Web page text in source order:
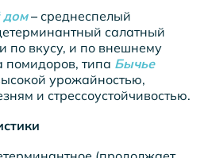
дом– среднеспелый
салатный
по вкусу, и по внешнему
помидоров, типа Бычье
урожайностью,
и стрессоустойчивостью.